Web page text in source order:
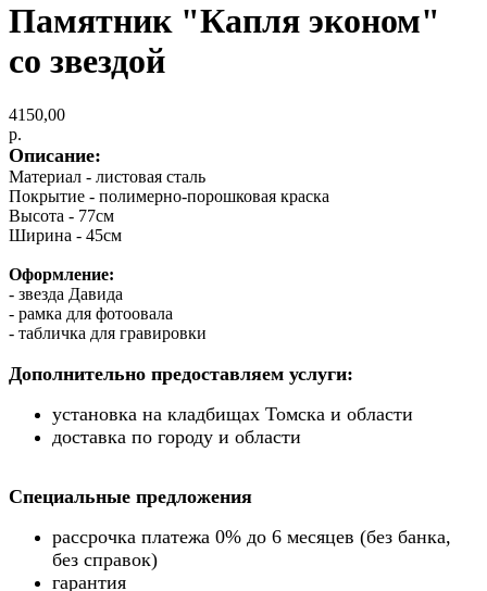
Памятник "Капля эконом"
со звездой
4150,00
р.
Описание:
Материал - листовая сталь
Покрытие - полимерно-порошковая краска
Высота - 77см
Ширина - 45см
Оформление:
- звезда Давида
- рамка для фотоовала
- табличка для гравировки
Дополнительно предоставляем услуги:
установка на кладбищах Томска и области
доставка по городу и области
Специальные предложения
рассрочка платежа 0% до 6 месяцев (без банка,
без справок)
гарантия